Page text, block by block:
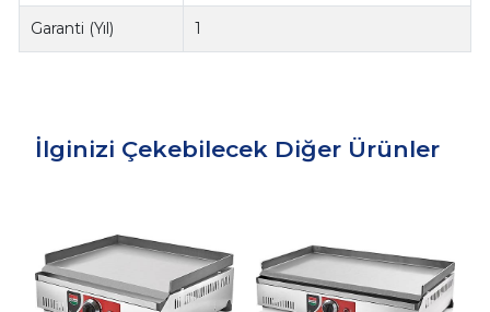
Garanti (Yıl) 1
İlginizi Çekebilecek Diğer Ürünler